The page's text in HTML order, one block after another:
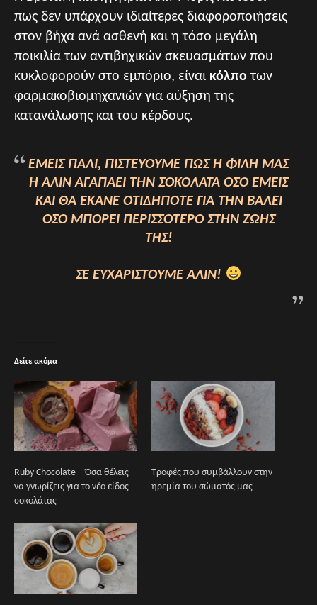
πως δεν υπάρχουν ιδιαίτερες διαφοροποιήσεις
στον βήχα ανά ασθενή και η τόσο μεγάλη
ποικιλία των αντιβηχικών σκευασμάτων που
κυκλοφορούν στο εμπόριο, είναι κόλπο των
φαρμακοβιομηχανιών για αύξηση της
κατανάλωσης και του κέρδους.
ΕΜΕΊΣ ΠΆΛΙ, ΠΙΣΤΕΎΟΥΜΕ ΠΩΣ Η ΦΊΛΗ ΜΑΣ
Η ΑΛΊΝ ΑΓΑΠΆΕΙ ΤΗΝ ΣΟΚΟΛΆΤΑ ΌΣΟ ΕΜΕΊΣ
ΚΑΙ ΘΑ ΈΚΑΝΕ ΟΤΙΔΉΠΟΤΕ ΓΙΑ ΤΗΝ ΒΆΛΕΙ
ΌΣΟ ΜΠΟΡΕΊ ΠΕΡΙΣΣΌΤΕΡΟ ΣΤΗΝ ΖΩΉΣ
ΤΗΣ!
ΣΕ ΕΥΧΑΡΙΣΤΟΎΜΕ ΑΛΊΝ!
Δείτε ακόμα
Ruby Chocolate – Όσα θέλεις
να γνωρίζεις για το νέο είδος
σοκολάτας
Τροφές που συμβάλλουν στην
ηρεμία του σώματός μας